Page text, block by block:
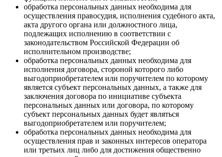
обработка персональных данных необходима для
осуществления правосудия, исполнения судебного акта,
акта другого органа или должностного лица,
подлежащих исполнению в соответствии с
законодательством Российской Федерации об
исполнительном производстве;
обработка персональных данных необходима для
исполнения договора, стороной которого либо
выгодоприобретателем или поручителем по которому
является субъект персональных данных, а также для
заключения договора по инициативе субъекта
персональных данных или договора, по которому
субъект персональных данных будет являться
выгодоприобретателем или поручителем;
обработка персональных данных необходима для
осуществления прав и законных интересов оператора
или третьих лиц либо для достижения общественно